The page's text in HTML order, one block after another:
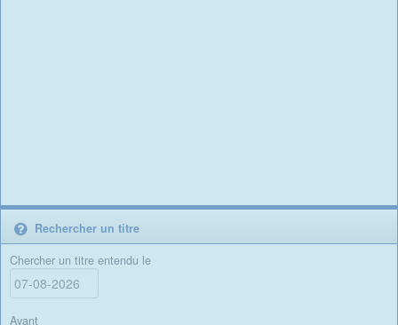
Rechercher un titre
Chercher un titre entendu le
Avant